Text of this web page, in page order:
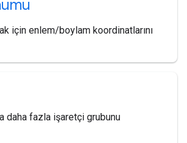
için enlem/boylam koordinatlarını
daha fazla işaretçi grubunu